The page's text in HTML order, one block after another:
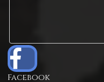
Facebook